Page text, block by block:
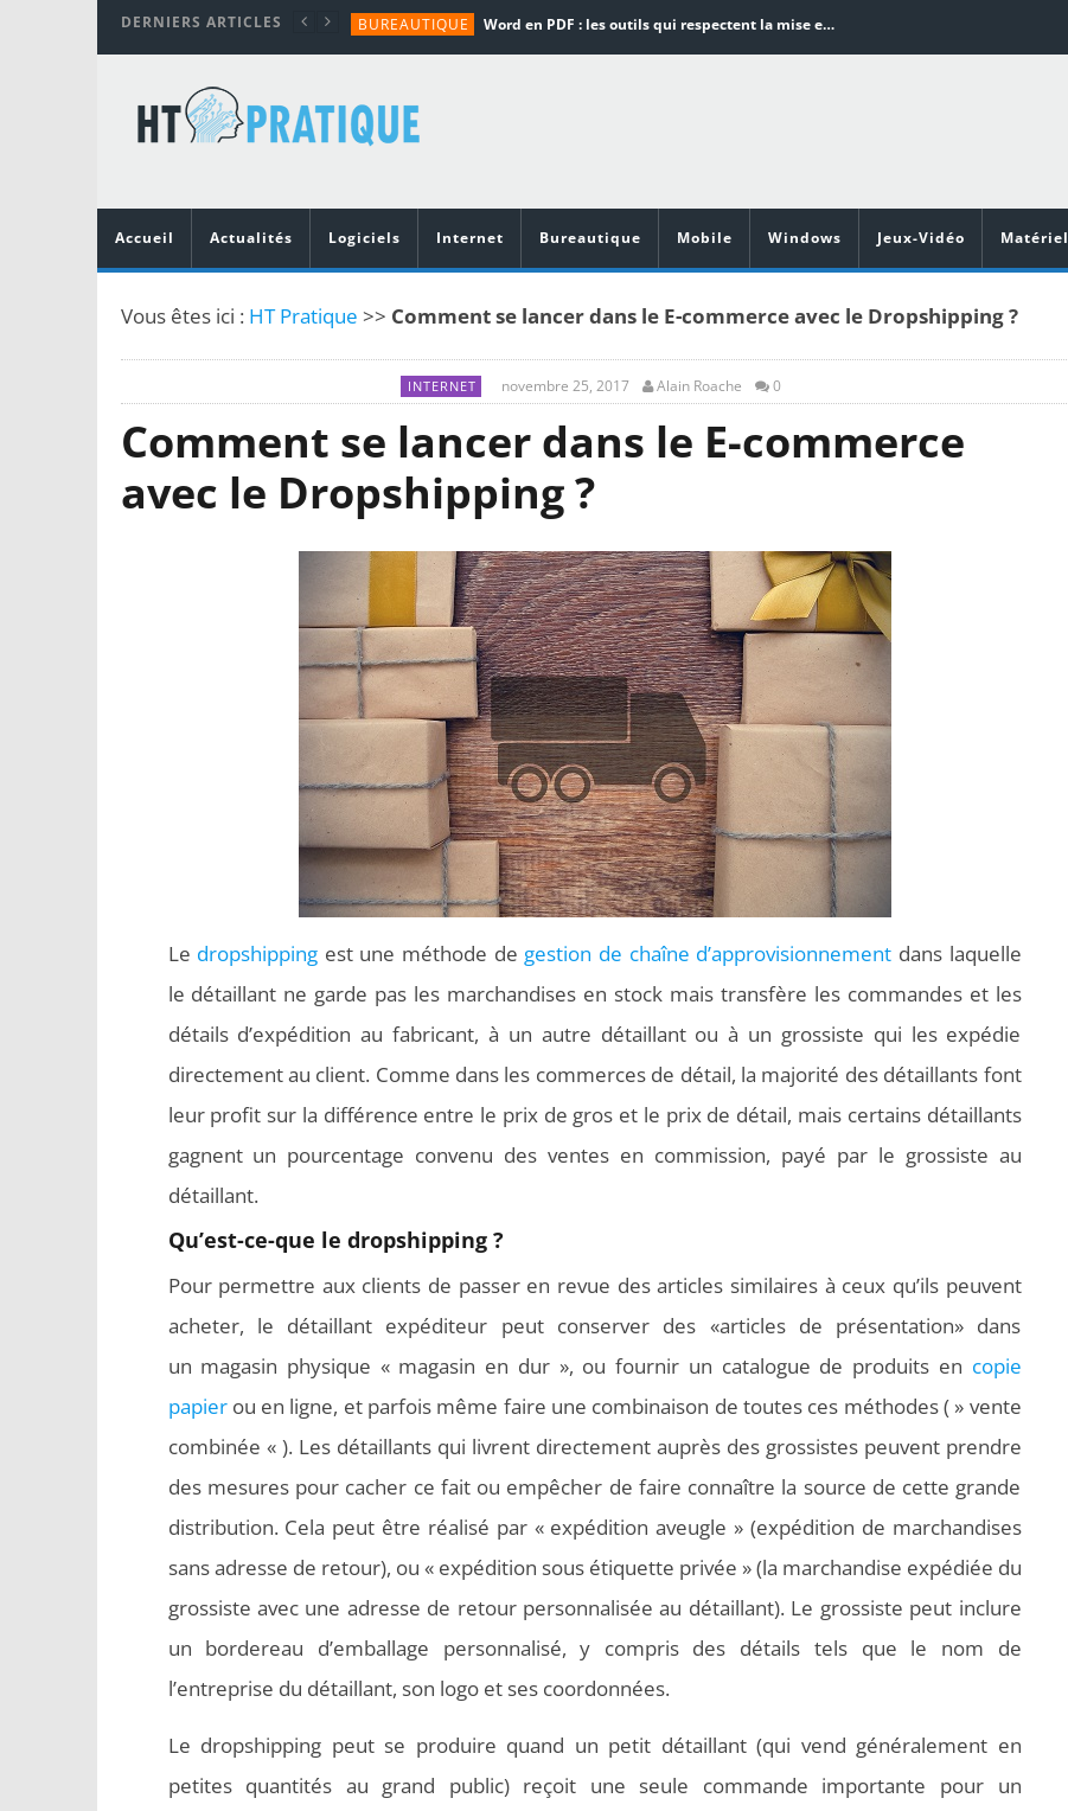
DERNIERS ARTICLES BUREAUTIQUE Word en PDF : les outils qui respectent la mise en page
TUTORIALS
MATÉRIEL
Vidéoprojecteurs Asus : Top 6 des meilleurs modèles de la marque
Accueil
Actualités Logiciels Internet Bureautique Mobile Windows Jeux-Vidéo Matériel
Vous êtes ici : HT Pratique >> Comment se lancer dans le E-commerce avec le Dropshipping ?
INTERNET novembre 25, 2017 Alain Roache 0
Comment se lancer dans le E-commerce
avec le Dropshipping ?
Le dropshipping est une méthode de gestion de chaîne d’approvisionnement dans laquelle
le détaillant ne garde pas les marchandises en stock mais transfère les commandes et les
détails d’expédition au fabricant, à un autre détaillant ou à un grossiste qui les expédie
directement au client. Comme dans les commerces de détail, la majorité des détaillants font
leur profit sur la différence entre le prix de gros et le prix de détail, mais certains détaillants
gagnent un pourcentage convenu des ventes en commission, payé par le grossiste au
détaillant.
Qu’est-ce-que le dropshipping ?
Pour permettre aux clients de passer en revue des articles similaires à ceux qu’ils peuvent
acheter, le détaillant expéditeur peut conserver des «articles de présentation» dans
un magasin physique « magasin en dur », ou fournir un catalogue de produits en copie
papierou en ligne, et parfois même faire une combinaison de toutes ces méthodes ( » vente
combinée « ). Les détaillants qui livrent directement auprès des grossistes peuvent prendre
des mesures pour cacher ce fait ou empêcher de faire connaître la source de cette grande
distribution. Cela peut être réalisé par « expédition aveugle » (expédition de marchandises
sans adresse de retour), ou « expédition sous étiquette privée » (la marchandise expédiée du
grossiste avec une adresse de retour personnalisée au détaillant). Le grossiste peut inclure
un bordereau d’emballage personnalisé, y compris des détails tels que le nom de
l’entreprise du détaillant, son logo et ses coordonnées.
Le dropshipping peut se produire quand un petit détaillant (qui vend généralement en
petites quantités au grand public) reçoit une seule commande importante pour un